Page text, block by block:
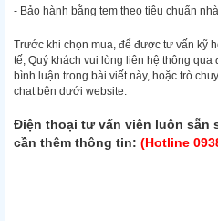
- Bảo hành bằng tem theo tiêu chuẩn
Trước khi chọn mua, để được tư vấn kỹ
tế, Quý khách vui lòng liên hệ thông
bình luận trong bài viết này, hoặc trò
chat bên dưới website.
Điện thoại tư vấn viên luôn sẵn
cần thêm thông tin: (Hotline